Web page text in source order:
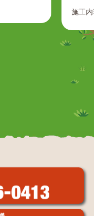
施工